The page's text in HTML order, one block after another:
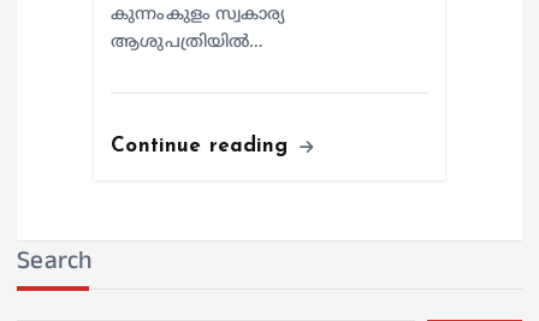
കുന്നംകുളം സ്വകാര്യ
ആശുപത്രിയില്‍…
Continue reading
Search